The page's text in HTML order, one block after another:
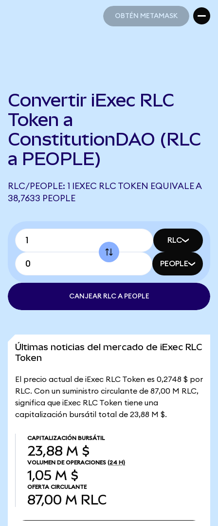
OBTÉN METAMASK
Convertir iExec RLC
Token a
ConstitutionDAO (RLC
a PEOPLE)
RLC/PEOPLE: 1 IEXEC RLC TOKEN EQUIVALE A
38,7633 PEOPLE
RLC
PEOPLE
CANJEAR RLC A PEOPLE
Últimas noticias del mercado de iExec RLC
Token
El precio actual de iExec RLC Token es 0,2748 $ por
RLC. Con un suministro circulante de 87,00 M RLC,
significa que iExec RLC Token tiene una
capitalización bursátil total de 23,88 M $.
CAPITALIZACIÓN BURSÁTIL
23,88 M $
VOLUMEN DE OPERACIONES (24 H)
1,05 M $
OFERTA CIRCULANTE
87,00 M RLC